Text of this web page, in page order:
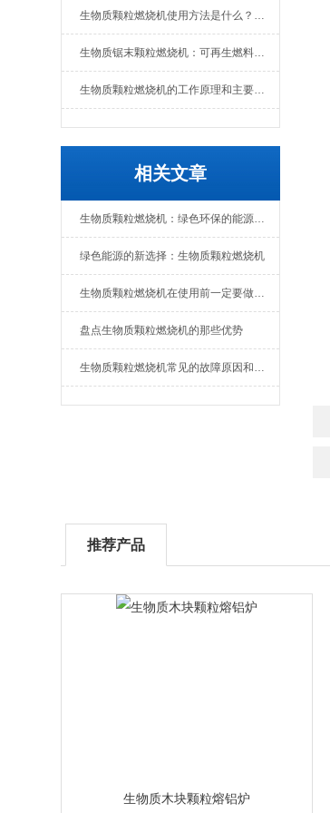
生物质颗粒燃烧机使用方法是什么？维护要点有哪些
生物质锯末颗粒燃烧机：可再生燃料的热能转换设备
生物质颗粒燃烧机的工作原理和主要组成部分
相关文章
生物质颗粒燃烧机：绿色环保的能源转化设备
绿色能源的新选择：生物质颗粒燃烧机
生物质颗粒燃烧机在使用前一定要做好准备工作
盘点生物质颗粒燃烧机的那些优势
生物质颗粒燃烧机常见的故障原因和解决办法
推荐产品
生物质木块颗粒熔铝炉